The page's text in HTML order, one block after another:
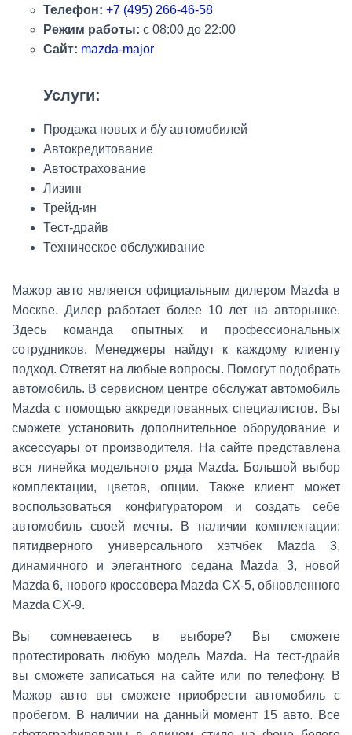
Телефон: +7 (495) 266-46-58
Режим работы: с 08:00 до 22:00
Сайт: mazda-major
Услуги:
Продажа новых и б/у автомобилей
Автокредитование
Автострахование
Лизинг
Трейд-ин
Тест-драйв
Техническое обслуживание
Мажор авто является официальным дилером Mazda в
Москве. Дилер работает более 10 лет на авторынке.
Здесь команда опытных и профессиональных
сотрудников. Менеджеры найдут к каждому клиенту
подход. Ответят на любые вопросы. Помогут подобрать
автомобиль. В сервисном центре обслужат автомобиль
Mazda с помощью аккредитованных специалистов. Вы
сможете установить дополнительное оборудование и
аксессуары от производителя. На сайте представлена
вся линейка модельного ряда Mazda. Большой выбор
комплектации, цветов, опции. Также клиент может
воспользоваться конфигуратором и создать себе
автомобиль своей мечты. В наличии комплектации:
пятидверного универсального хэтчбек Mazda 3,
динамичного и элегантного седана Mazda 3, новой
Mazda 6, нового кроссовера Mazda CX-5, обновленного
Mazda CX-9.
Вы сомневаетесь в выборе? Вы сможете
протестировать любую модель Mazda. На тест-драйв
вы сможете записаться на сайте или по телефону. В
Мажор авто вы сможете приобрести автомобиль с
пробегом. В наличии на данный момент 15 авто. Все